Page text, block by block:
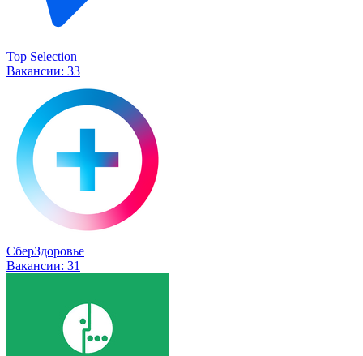
Top Selection
Вакансии: 33
СберЗдоровье
Вакансии: 31